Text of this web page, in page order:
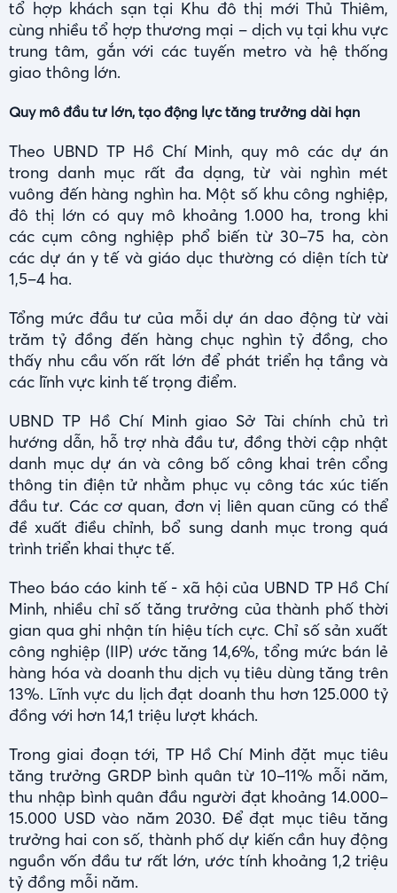
tổ hợp khách sạn tại Khu đô thị mới Thủ Thiêm,
cùng nhiều tổ hợp thương mại – dịch vụ tại khu vực
trung tâm, gắn với các tuyến metro và hệ thống
giao thông lớn.
Quy mô đầu tư lớn, tạo động lực tăng trưởng dài hạn
Theo UBND TP Hồ Chí Minh, quy mô các dự án
trong danh mục rất đa dạng, từ vài nghìn mét
vuông đến hàng nghìn ha. Một số khu công nghiệp,
đô thị lớn có quy mô khoảng 1.000 ha, trong khi
các cụm công nghiệp phổ biến từ 30–75 ha, còn
các dự án y tế và giáo dục thường có diện tích từ
1,5–4 ha.
Tổng mức đầu tư của mỗi dự án dao động từ vài
trăm tỷ đồng đến hàng chục nghìn tỷ đồng, cho
thấy nhu cầu vốn rất lớn để phát triển hạ tầng và
các lĩnh vực kinh tế trọng điểm.
UBND TP Hồ Chí Minh giao Sở Tài chính chủ trì
hướng dẫn, hỗ trợ nhà đầu tư, đồng thời cập nhật
danh mục dự án và công bố công khai trên cổng
thông tin điện tử nhằm phục vụ công tác xúc tiến
đầu tư. Các cơ quan, đơn vị liên quan cũng có thể
đề xuất điều chỉnh, bổ sung danh mục trong quá
trình triển khai thực tế.
Theo báo cáo kinh tế - xã hội của UBND TP Hồ Chí
Minh, nhiều chỉ số tăng trưởng của thành phố thời
gian qua ghi nhận tín hiệu tích cực. Chỉ số sản xuất
công nghiệp (IIP) ước tăng 14,6%, tổng mức bán lẻ
hàng hóa và doanh thu dịch vụ tiêu dùng tăng trên
13%. Lĩnh vực du lịch đạt doanh thu hơn 125.000 tỷ
đồng với hơn 14,1 triệu lượt khách.
Trong giai đoạn tới, TP Hồ Chí Minh đặt mục tiêu
tăng trưởng GRDP bình quân từ 10–11% mỗi năm,
thu nhập bình quân đầu người đạt khoảng 14.000–
15.000 USD vào năm 2030. Để đạt mục tiêu tăng
trưởng hai con số, thành phố dự kiến cần huy động
nguồn vốn đầu tư rất lớn, ước tính khoảng 1,2 triệu
tỷ đồng mỗi năm.